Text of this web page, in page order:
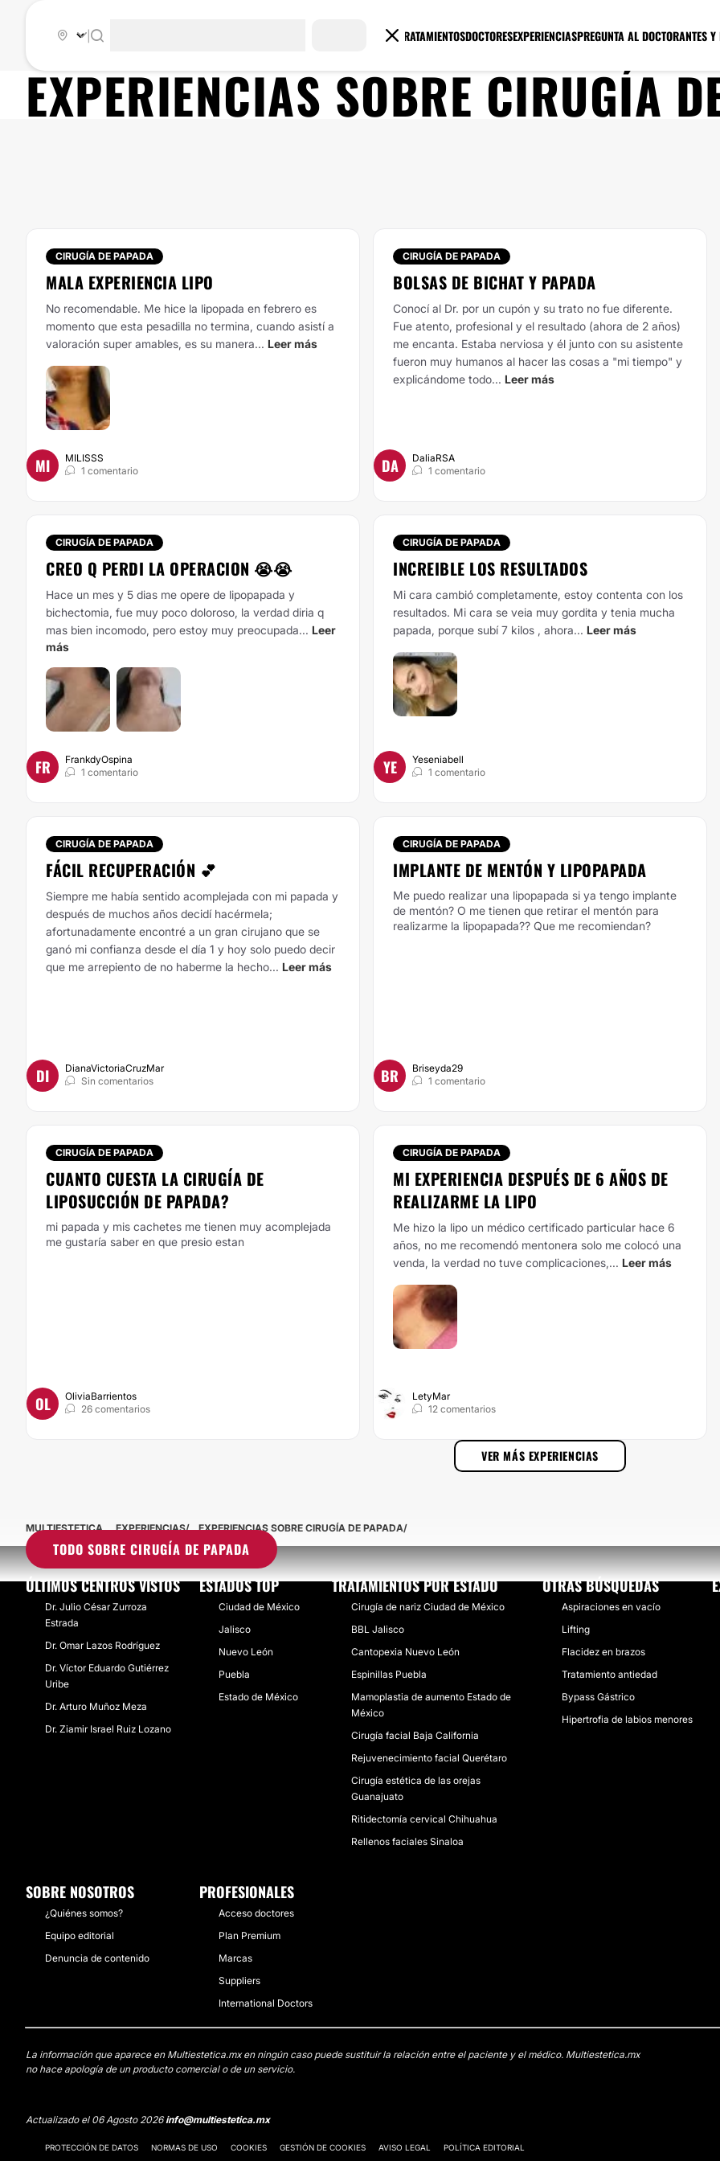
TRATAMIENTOSDOCTORESEXPERIENCIASPREGUNTA AL DOCTORANTES Y
EXPERIENCIAS SOBRECIRUGÍA
CIRUGÍA DE PAPADA
MALA EXPERIENCIA LIPO
No recomendable. Me hice la lipopada en febrero es
momento que esta pesadilla no termina, cuando asistí a
valoración super amables, es su manera... Leer más
MI
MILISSS
1 comentario
CIRUGÍA DE PAPADA
BOLSAS DE BICHAT Y PAPADA
Conocí al Dr. por un cupón y su trato no fue diferente.
Fue atento, profesional y el resultado (ahora de 2 años)
me encanta. Estaba nerviosa y él junto con su asistente
fueron muy humanos al hacer las cosas a "mi tiempo" y
explicándome todo... Leer más
DA
DaliaRSA
1 comentario
CIRUGÍA DE PAPADA
CREO Q PERDI LA OPERACION 😭😭
Hace un mes y 5 dias me opere de lipopapada y
bichectomia, fue muy poco doloroso, la verdad diria q
mas bien incomodo, pero estoy muy preocupada... Leer
más
FR
FrankdyOspina
1 comentario
CIRUGÍA DE PAPADA
INCREIBLE LOS RESULTADOS
Mi cara cambió completamente, estoy contenta con los
resultados. Mi cara se veia muy gordita y tenia mucha
papada, porque subí 7 kilos , ahora... Leer más
YE
Yeseniabell
1 comentario
CIRUGÍA DE PAPADA
FÁCIL RECUPERACIÓN 💕
Siempre me había sentido acomplejada con mi papada y
después de muchos años decidí hacérmela;
afortunadamente encontré a un gran cirujano que se
ganó mi confianza desde el día 1 y hoy solo puedo decir
que me arrepiento de no haberme la hecho... Leer más
DI
DianaVictoriaCruzMar
Sin comentarios
CIRUGÍA DE PAPADA
IMPLANTE DE MENTÓN Y LIPOPAPADA
Me puedo realizar una lipopapada si ya tengo implante
de mentón? O me tienen que retirar el mentón para
realizarme la lipopapada?? Que me recomiendan?
BR
Briseyda29
1 comentario
CIRUGÍA DE PAPADA
CUANTO CUESTA LA CIRUGÍA DE
LIPOSUCCIÓN DE PAPADA?
mi papada y mis cachetes me tienen muy acomplejada
me gustaría saber en que presio estan
OL
OliviaBarrientos
26 comentarios
CIRUGÍA DE PAPADA
MI EXPERIENCIA DESPUÉS DE 6 AÑOS DE
REALIZARME LA LIPO
Me hizo la lipo un médico certificado particular hace 6
años, no me recomendó mentonera solo me colocó una
venda, la verdad no tuve complicaciones,... Leer más
LetyMar
12 comentarios
VER MÁS EXPERIENCIAS
TODO SOBRE CIRUGÍA DE PAPADA
MULTIESTETICA EXPERIENCIAS EXPERIENCIAS SOBRE CIRUGÍA DE PAPADA
ÚLTIMOS CENTROS VISTOS
Dr. Julio César Zurroza
Estrada
Dr. Omar Lazos Rodríguez
Dr. Víctor Eduardo Gutiérrez
Uribe
Dr. Arturo Muñoz Meza
Dr. Ziamir Israel Ruiz Lozano
ESTADOS TOP
Ciudad de México
Jalisco
Nuevo León
Puebla
Estado de México
TRATAMIENTOS POR ESTADO
Cirugía de nariz Ciudad de México
BBL Jalisco
Cantopexia Nuevo León
Espinillas Puebla
Mamoplastia de aumento Estado de
México
Cirugía facial Baja California
Rejuvenecimiento facial Querétaro
Cirugía estética de las orejas
Guanajuato
Ritidectomía cervical Chihuahua
Rellenos faciales Sinaloa
OTRAS BÚSQUEDAS
Aspiraciones en vacío
Lifting
Flacidez en brazos
Tratamiento antiedad
Bypass Gástrico
Hipertrofia de labios menores
SOBRE NOSOTROS
¿Quiénes somos?
Equipo editorial
Denuncia de contenido
PROFESIONALES
Acceso doctores
Plan Premium
Marcas
Suppliers
International Doctors
La información que aparece en Multiestetica.mx en ningún caso puede sustituir la relación entre el paciente y el médico. Multiestetica.mx
no hace apología de un producto comercial o de un servicio.
Actualizado el 06 Agosto 2026info@multiestetica.mx
PROTECCIÓN DE DATOS NORMAS DE USO COOKIES GESTIÓN DE COOKIES AVISO LEGAL POLÍTICA EDITORIAL